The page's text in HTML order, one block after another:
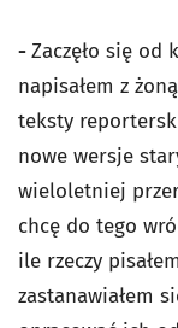
-Zaczęło się od
napisałem z
teksty
nowe wersje
wieloletniej
chcę do tego
ile rzeczy
zastanawiałem